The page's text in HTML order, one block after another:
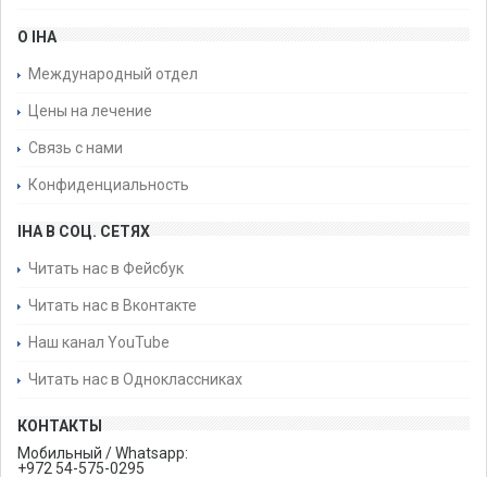
О IHA
Международный отдел
Цены на лечение
Связь с нами
Конфиденциальность
IHA В СОЦ. СЕТЯХ
Читать нас в Фейсбук
Читать нас в Вконтакте
Наш канал YouTube
Читать нас в Одноклассниках
КОНТАКТЫ
Мобильный / Whatsapp:
+972 54-575-0295